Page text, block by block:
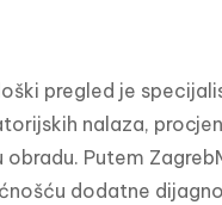
pregled je
nalaza,
obradu. Putem
dodatne